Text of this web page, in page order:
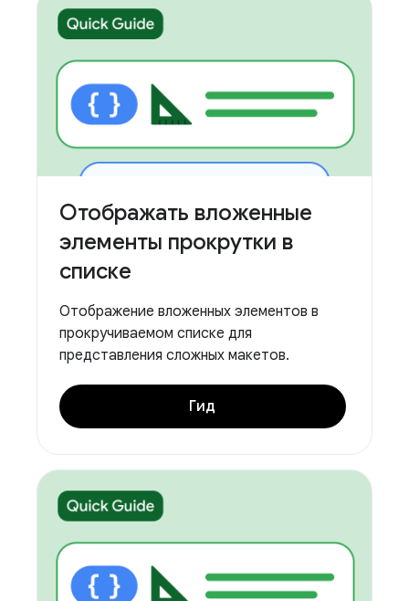
Отображать вложенные
элементы прокрутки в
списке
Отображение вложенных элементов в
прокручиваемом списке для
представления сложных макетов.
Гид